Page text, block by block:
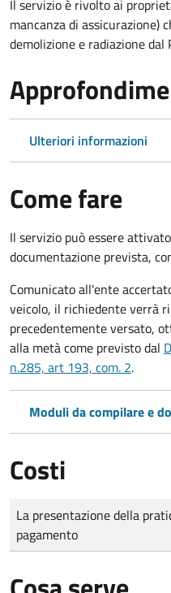
Il servizio è rivolto ai
mancanza di assicurazione)
demolizione e radiazione dal
Ulteriori informazioni
Come fare
Il servizio può essere
documentazione prevista,
Comunicato all'ente
veicolo, il richiedente verrà
precedentemente versato,
alla metà come previsto dal
n.285, art 193, com. 2.
Moduli da compilare e
Costi
Tipo di pagamento
Importo
La presentazione della
pagamento